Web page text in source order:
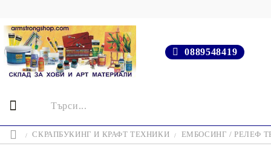
0889548419
СКРАПБУКИНГ И КРАФТ ТЕХНИКИ ЕМБОСИНГ / РЕЛЕФ